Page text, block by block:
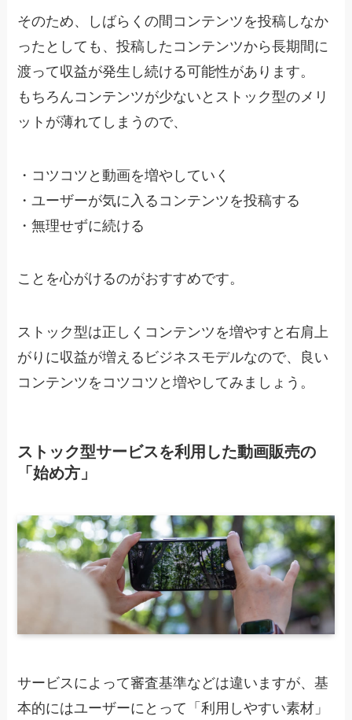
そのため、しばらくの間コンテンツを投稿しなか
ったとしても、投稿したコンテンツから長期間に
渡って収益が発生し続ける可能性があります。
もちろんコンテンツが少ないとストック型のメリ
ットが薄れてしまうので、
・ コツコツと動画を増やしていく
・ユーザーが気に入るコンテンツを投稿する
・無理せずに続ける
ことを心がけるのがおすすめです。
ストック型は正しくコンテンツを増やすと右肩上
がりに収益が増えるビジネスモデルなので、良い
コンテンツをコツコツと増やしてみましょう。
ストック型サービスを利用した動画販売の
「始め方」
サービスによって審査基準などは違いますが、基
本的にはユーザーにとって「利用しやすい素材」